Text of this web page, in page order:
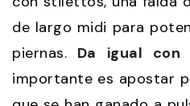
de largo midi para
piernas. Da igual con
importante es apostar